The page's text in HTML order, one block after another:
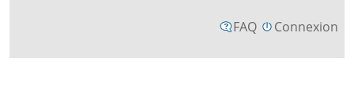
FAQ Connexion